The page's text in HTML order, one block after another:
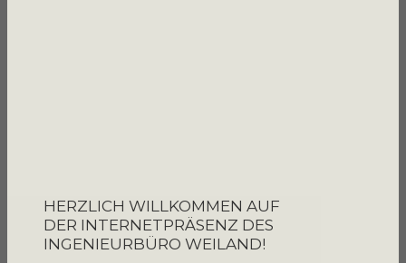
HERZLICH WILLKOMMEN AUF
DER INTERNETPRÄSENZ DES
INGENIEURBÜRO WEILAND!